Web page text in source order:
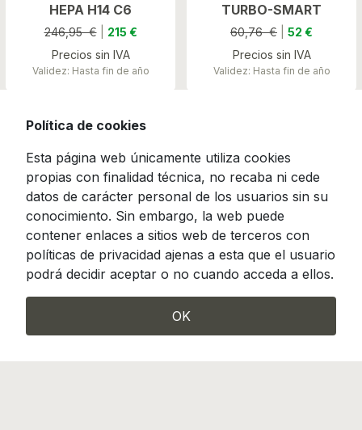
HEPA H14 C6
246,95 €| 215 €
Precios sin IVA
Validez: Hasta fin de año
TURBO-SMART
60,76 €
52 €
Precios sin IVA
Validez: Hasta fin de año
Política de cookies
Esta página web únicamente utiliza cookies
propias con finalidad técnica, no recaba ni cede
datos de carácter personal de los usuarios sin su
conocimiento. Sin embargo, la web puede
contener enlaces a sitios web de terceros con
políticas de privacidad ajenas a esta que el usuario
podrá decidir aceptar o no cuando acceda a ellos.
OK